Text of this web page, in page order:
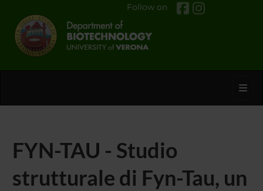
Follow on
FYN-TAU - Studio
strutturale di Fyn-Tau, un